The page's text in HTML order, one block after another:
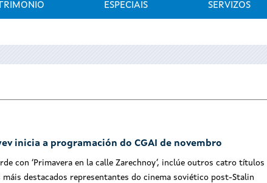
ESPECIAIS SERVIZOS
inicia a programación do CGAI de novembro
con ‘Primavera en la calle Zarechnoy’, inclúe outros catro títulos
máis destacados representantes do cinema soviético post-Stalin